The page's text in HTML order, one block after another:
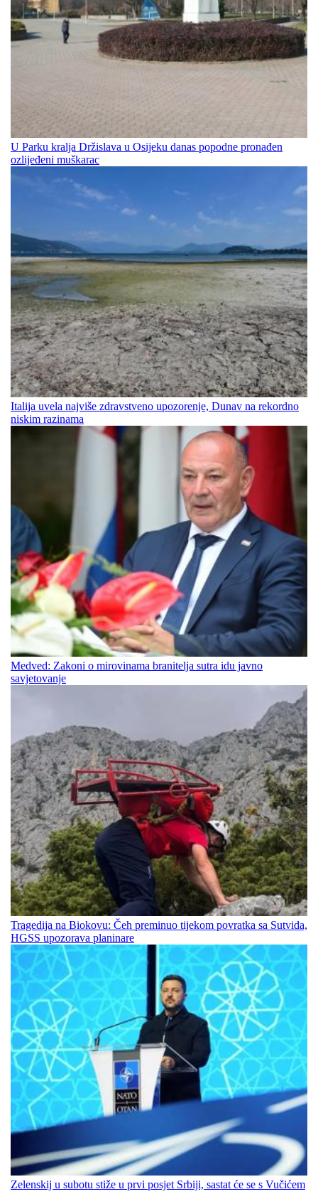
U Parku kralja Držislava u Osijeku danas popodne pronađen
ozlijeđeni muškarac
Italija uvela najviše zdravstveno upozorenje, Dunav na rekordno
niskim razinama
Medved: Zakoni o mirovinama branitelja sutra idu javno
savjetovanje
Tragedija na Biokovu: Čeh preminuo tijekom povratka sa Sutvida,
HGSS upozorava planinare
Zelenskij u subotu stiže u prvi posjet Srbiji, sastat će se s Vučićem